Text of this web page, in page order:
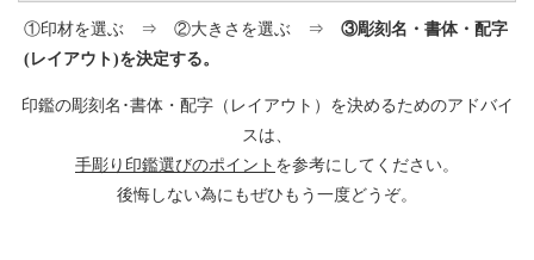
①印材を選ぶ ⇒ ②大きさを選ぶ ⇒ ③彫刻名・書体・配字
(レイアウト)を決定する。
印鑑の彫刻名･書体・配字（レイアウト）を決めるためのアドバイ
スは、
手彫り印鑑選びのポイント を参考にしてください。
後悔しない為にもぜひもう一度どうぞ。